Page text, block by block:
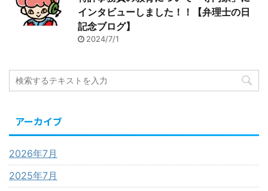
インタビューしました！！【弁理士の日
記念ブログ】
2024/7/1
アーカイブ
2026年7月
2025年7月